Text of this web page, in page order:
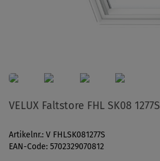
VELUX Faltstore FHL SK08 1277S
Artikelnr.: V FHLSK081277S
EAN-Code: 5702329070812